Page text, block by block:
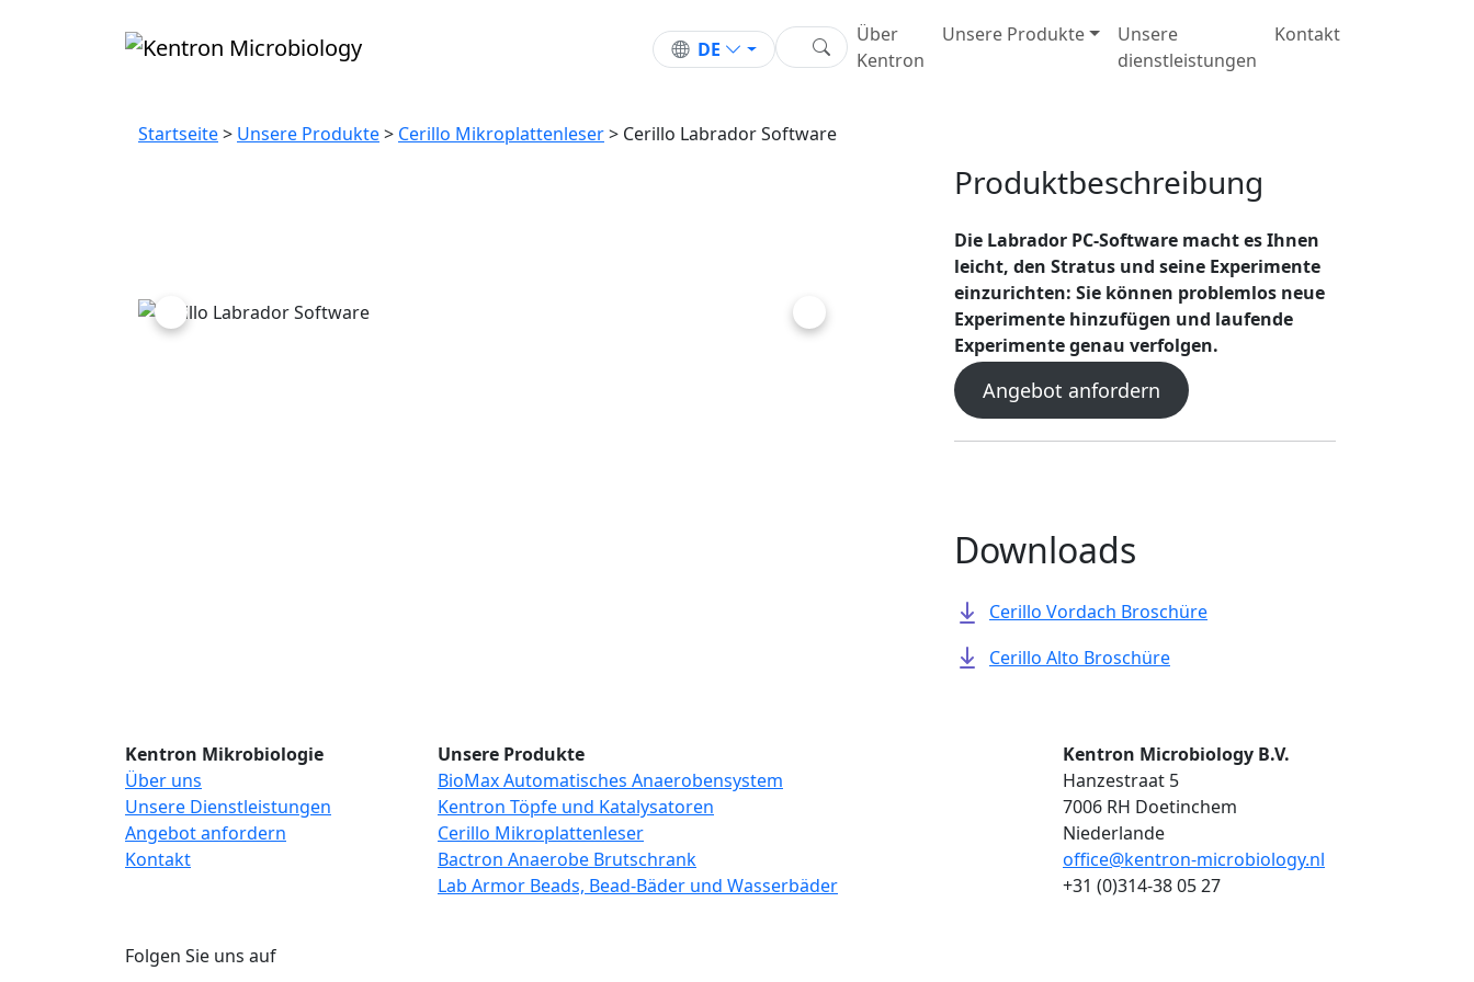
DE
Über
Kentron
Unsere Produkte
Unsere
dienstleistungen
Kontakt
Startseite> Unsere Produkte> Cerillo Mikroplattenleser> Cerillo Labrador Software
Previous Next
Produktbeschreibung
Die Labrador PC-Software macht es Ihnen
leicht, den Stratus und seine Experimente
einzurichten: Sie können problemlos neue
Experimente hinzufügen und laufende
Experimente genau verfolgen.
Angebot anfordern
Downloads
Cerillo Vordach Broschüre
Cerillo Alto Broschüre
Kentron Mikrobiologie
Über uns
Unsere Dienstleistungen
Angebot anfordern
Kontakt
Unsere Produkte
BioMax Automatisches Anaerobensystem
Kentron Töpfe und Katalysatoren
Cerillo Mikroplattenleser
Bactron Anaerobe Brutschrank
Lab Armor Beads, Bead-Bäder und Wasserbäder
Kentron Microbiology B.V.
Hanzestraat 5
7006 RH Doetinchem
Niederlande
office@kentron-microbiology.nl
+31 (0)314-38 05 27
Folgen Sie uns auf